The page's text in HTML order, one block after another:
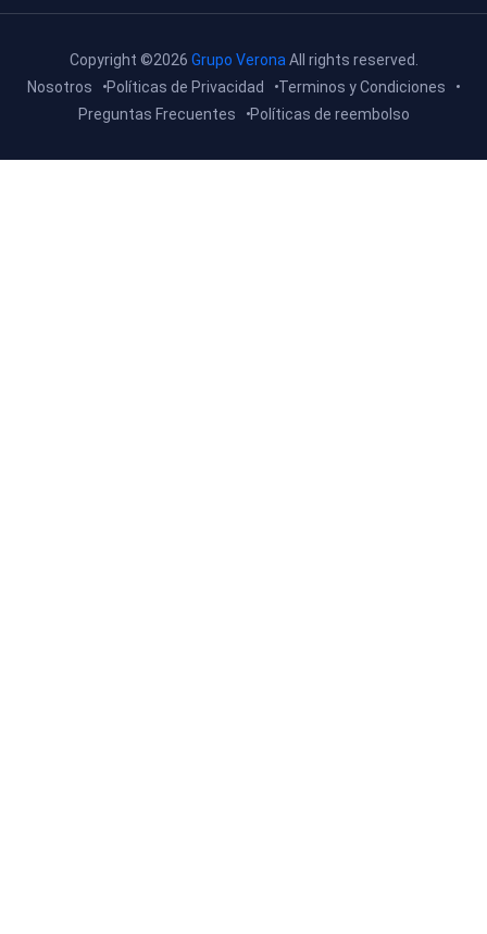
Copyright ©2026 Grupo Verona All rights reserved.
Nosotros
Políticas de Privacidad
Terminos y Condiciones
Preguntas Frecuentes
Políticas de reembolso